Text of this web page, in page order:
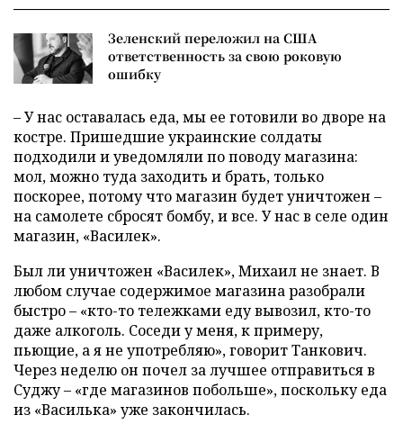
Зеленский переложил на США
ответственность за свою роковую
ошибку
– У нас оставалась еда, мы ее готовили во дворе на
костре. Пришедшие украинские солдаты
подходили и уведомляли по поводу магазина:
мол, можно туда заходить и брать, только
поскорее, потому что магазин будет уничтожен –
на самолете сбросят бомбу, и все. У нас в селе один
магазин, «Василек».
Был ли уничтожен «Василек», Михаил не знает. В
любом случае содержимое магазина разобрали
быстро – «кто-то тележками еду вывозил, кто-то
даже алкоголь. Соседи у меня, к примеру,
пьющие, а я не употребляю», говорит Танкович.
Через неделю он почел за лучшее отправиться в
Суджу – «где магазинов побольше», поскольку еда
из «Василька» уже закончилась.